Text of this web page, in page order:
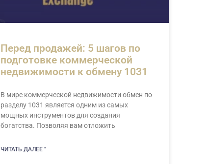
Перед продажей: 5 шагов по
подготовке коммерческой
недвижимости к обмену 1031
В мире коммерческой недвижимости обмен по
разделу 1031 является одним из самых
мощных инструментов для создания
богатства. Позволяя вам отложить
ЧИТАТЬ ДАЛЕЕ "